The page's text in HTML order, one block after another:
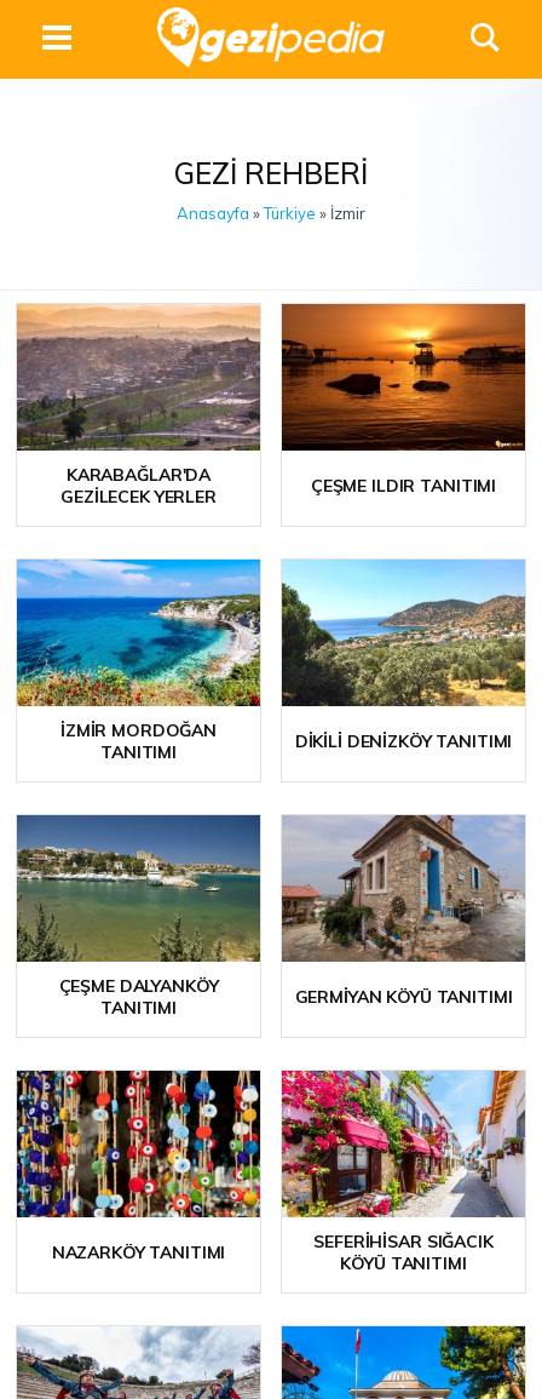
GEZI REHBERI
Anasayfa »Türkiye » İzmir
KARABAĞLAR'DA
GEZILECEK YERLER
ÇEŞME ILDIR TANITIMI
İZMIR MORDOĞAN
TANITIMI
DIKILI DENIZKÖY TANITIMI
ÇEŞME DALYANKÖY
TANITIMI
GERMIYAN KÖYÜ TANITIMI
NAZARKÖY TANITIMI
SEFERIHISAR SIĞACIK
KÖYÜ TANITIMI